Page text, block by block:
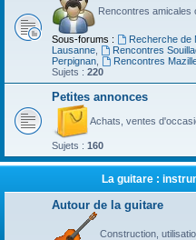
Rencontres amicales
Sous-forums : Recherche de
Lausanne
Rencontres
Perpignan
Rencontres
Sujets : 220
Petites annonces
Achats, ventes
Sujets : 160
La guitare :
Autour de la guitare
Construction,